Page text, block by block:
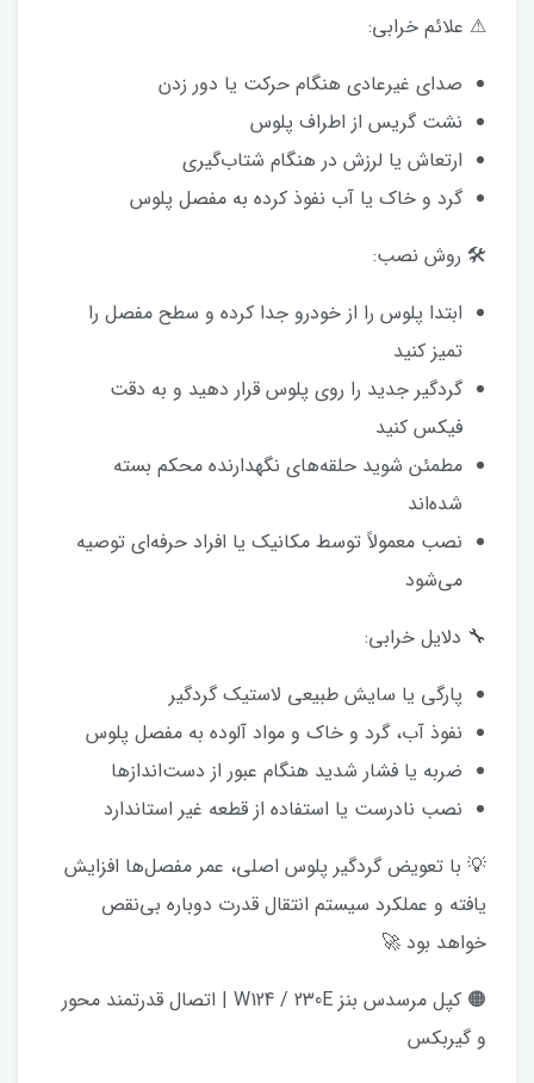
⚠ علائم خرابی:
صدای غیرعادی هنگام حرکت یا دور زدن
نشت گریس از اطراف پلوس
ارتعاش یا لرزش در هنگام شتاب‌گیری
گرد و خاک یا آب نفوذ کرده به مفصل پلوس
🛠 روش نصب:
ابتدا پلوس را از خودرو جدا کرده و سطح مفصل را
تمیز کنید
گردگیر جدید را روی پلوس قرار دهید و به دقت
فیکس کنید
مطمئن شوید حلقه‌های نگهدارنده محکم بسته
شده‌اند
نصب معمولاً توسط مکانیک یا افراد حرفه‌ای توصیه
می‌شود
🔧 دلایل خرابی:
پارگی یا سایش طبیعی لاستیک گردگیر
نفوذ آب، گرد و خاک و مواد آلوده به مفصل پلوس
ضربه یا فشار شدید هنگام عبور از دست‌اندازها
نصب نادرست یا استفاده از قطعه غیر استاندارد
💡 با تعویض گردگیر پلوس اصلی، عمر مفصل‌ها افزایش
یافته و عملکرد سیستم انتقال قدرت دوباره بی‌نقص
خواهد بود 🚀
🟠 کپل مرسدس بنز W124 / 230E | اتصال قدرتمند محور
و گیربکس